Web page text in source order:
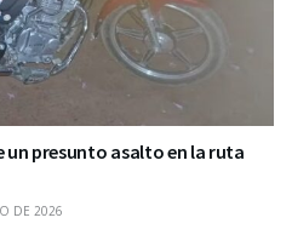
un presunto asalto en la ruta
DE 2026